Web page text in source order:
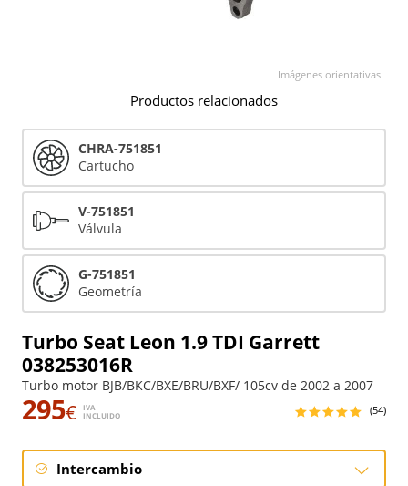
Turbo Seat Leon 1.9 TDI Garrett
038253016R
Turbo motor BJB/BKC/BXE/BRU/BXF/ 105cv de 2002 a 2007
295€
IVA
INCLUIDO
(54)
Intercambio
Imágenes orientativas
Productos relacionados
CHRA-751851
Cartucho
V-751851
Válvula
G-751851
Geometría